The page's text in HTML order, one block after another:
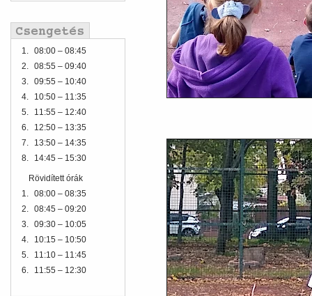
1. 08:00 – 08:45
2. 08:55 – 09:40
3. 09:55 – 10:40
4.
10:50 – 11:35
5.
11:55 – 12:40
6.
12:50 – 13:35
7.
13:50 – 14:35
8.
14:45 – 15:30
Rövidített órák
1. 08:00 – 08:35
2. 08:45 – 09:20
3. 09:30 – 10:05
4.
10:15 – 10:50
5.
11:10 – 11:45
6.
11:55 – 12:30